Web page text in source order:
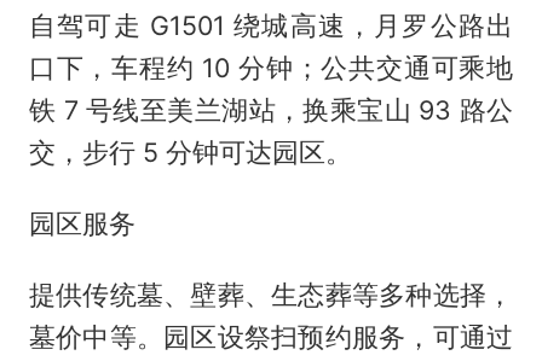
自驾可走 G1501 绕城高速，月罗公路出
口下，车程约 10 分钟；公共交通可乘地
铁 7 号线至美兰湖站，换乘宝山 93 路公
交，步行 5 分钟可达园区。
园区服务
提供传统墓、壁葬、生态葬等多种选择，
墓价中等。园区设祭扫预约服务，可通过